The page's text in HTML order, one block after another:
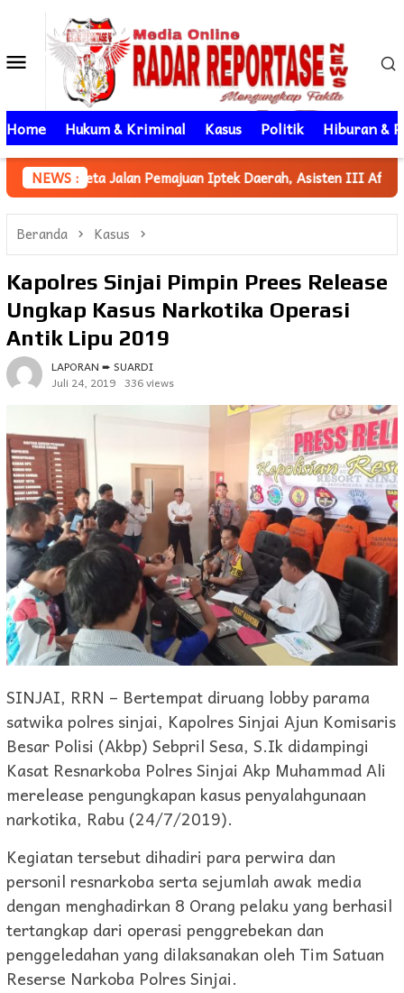
kontenMenu
Mobile
Home Hukum & Kriminal Kasus Politik Hiburan &
NEWS :
Pemajuan Iptek Daerah, Asisten III Afridin Sampaikan Iptek
Beranda Kasus
Kapolres Sinjai Pimpin Prees Release
Ungkap Kasus Narkotika Operasi
Antik Lipu 2019
LAPORAN ➨ SUARDI
Juli 24, 2019 336 views
SINJAI, RRN – Bertempat diruang lobby parama
satwika polres sinjai, Kapolres Sinjai Ajun Komisaris
Besar Polisi (Akbp) Sebpril Sesa, S.Ik didampingi
Kasat Resnarkoba Polres Sinjai Akp Muhammad Ali
merelease pengungkapan kasus penyalahgunaan
narkotika, Rabu (24/7/2019).
Kegiatan tersebut dihadiri para perwira dan
personil resnarkoba serta sejumlah awak media
dengan menghadirkan 8 Orang pelaku yang berhasil
tertangkap dari operasi penggrebekan dan
penggeledahan yang dilaksanakan oleh Tim Satuan
Reserse Narkoba Polres Sinjai.